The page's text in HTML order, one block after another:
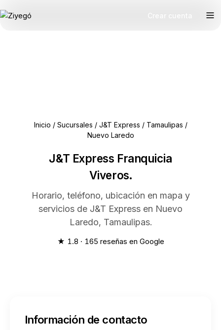
Inicio / Sucursales / J&T Express / Tamaulipas /
Nuevo Laredo
J&T Express Franquicia
Viveros.
Horario, teléfono, ubicación en mapa y
servicios de J&T Express en Nuevo
Laredo, Tamaulipas.
★ 1.8 · 165 reseñas en Google
Información de contacto